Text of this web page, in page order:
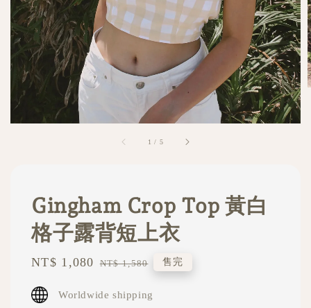
1 / 5
Gingham Crop Top 黃白
格子露背短上衣
Sale
NT$ 1,080 Regular
NT$ 1,580 售完
Worldwide shipping